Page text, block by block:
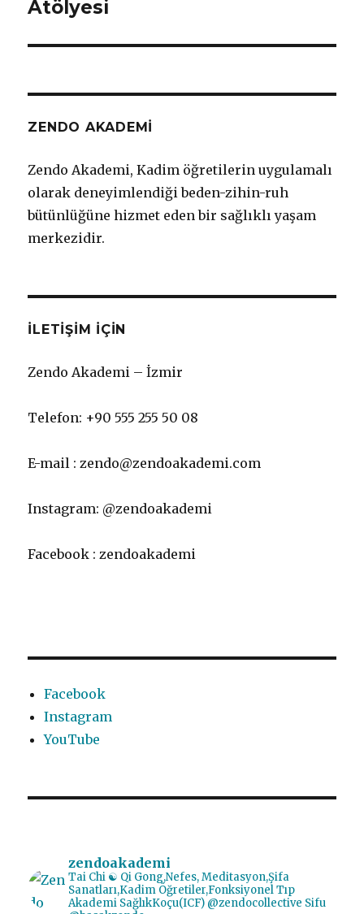
Atölyesi
ZENDO AKADEMİ
Zendo Akademi, Kadim öğretilerin uygulamalı
olarak deneyimlendiği beden-zihin-ruh
bütünlüğüne hizmet eden bir sağlıklı yaşam
merkezidir.
İLETIŞIM IÇIN
Zendo Akademi – İzmir
Telefon: +90 555 255 50 08
E-mail : zendo@zendoakademi.com
Instagram: @zendoakademi
Facebook : zendoakademi
Facebook
Instagram
YouTube
zendoakademi
Tai Chi ☯️ Qi Gong,Nefes, Meditasyon,Şifa
Sanatları,Kadim Öğretiler,Fonksiyonel Tıp
Akademi SağlıkKoçu(ICF) @zendocollective Sifu